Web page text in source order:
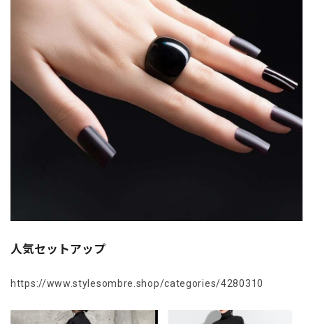
人気セットアップ
https://www.stylesombre.shop/categories/4280310